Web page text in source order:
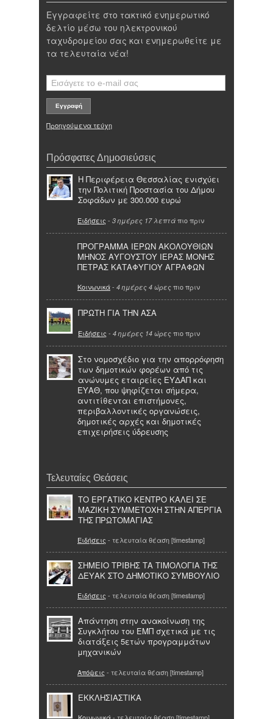
Εγγραφείτε στο τακτικό ενημερωτικό
δελτίο μέσω του ηλεκτρονικού
ταχυδρομείου σας και ενημερωθείτε με
τα τελευταία νέα!
Προηγούμενα τεύχη
Πρόσφατες Δημοσιεύσεις
Η Περιφέρεια Θεσσαλίας ενισχύει
την Πολιτική Προστασία του Δήμου
Σοφάδων με 300.000 ευρώ
Ειδήσεις - 3 ημέρες 17 λεπτά πιο πριν
ΠΡΟΓΡΑΜΜΑ ΙΕΡΩΝ ΑΚΟΛΟΥΘΙΩΝ
ΜΗΝΟΣ ΑΥΓΟΥΣΤΟΥ ΙΕΡΑΣ ΜΟΝΗΣ
ΠΕΤΡΑΣ ΚΑΤΑΦΥΓΙΟΥ ΑΓΡΑΦΩΝ
Κοινωνικά- 4 ημέρες 4 ώρες πιο πριν
ΠΡΩΤΗ ΓΙΑ ΤΗΝ ΑΣΑ
Ειδήσεις - 4 ημέρες 14 ώρες πιο πριν
Στο νομοσχέδιο για την απορρόφηση
των δημοτικών φορέων από τις
ανώνυμες εταιρείες ΕΥΔΑΠ και
ΕΥΑΘ, που ψηφίζεται σήμερα,
αντιτίθενται επιστήμονες,
περιβαλλοντικές οργανώσεις,
δημοτικές αρχές και δημοτικές
επιχειρήσεις ύδρευσης
Τελευταίες Θεάσεις
ΤΟ ΕΡΓΑΤΙΚΟ ΚΕΝΤΡΟ ΚΑΛΕΙ ΣΕ
ΜΑΖΙΚΗ ΣΥΜΜΕΤΟΧΗ ΣΤΗΝ ΑΠΕΡΓΙΑ
ΤΗΣ ΠΡΩΤΟΜΑΓΙΑΣ
Ειδήσεις - τελευταία θέαση [timestamp]
ΣΗΜΕΙΟ ΤΡΙΒΗΣ ΤΑ ΤΙΜΟΛΟΓΙΑ ΤΗΣ
ΔΕΥΑΚ ΣΤΟ ΔΗΜΟΤΙΚΟ ΣΥΜΒΟΥΛΙΟ
Ειδήσεις - τελευταία θέαση [timestamp]
Απάντηση στην ανακοίνωση της
Συγκλήτου του ΕΜΠ σχετικά με τις
διατάξεις 5ετών προγραμμάτων
μηχανικών
Απόψεις - τελευταία θέαση [timestamp]
ΕΚΚΛΗΣΙΑΣΤΙΚΑ